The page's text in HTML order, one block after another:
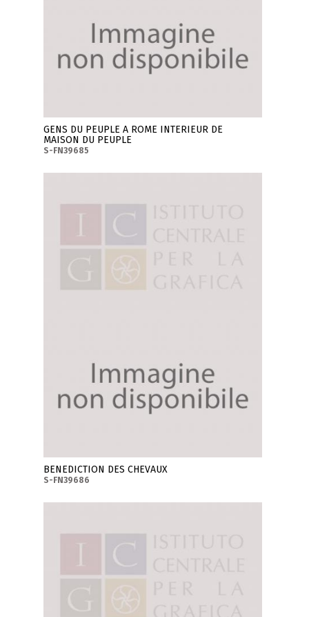
GENS DU PEUPLE A ROME INTERIEUR DE
MAISON DU PEUPLE
S-FN39685
BENEDICTION DES CHEVAUX
S-FN39686